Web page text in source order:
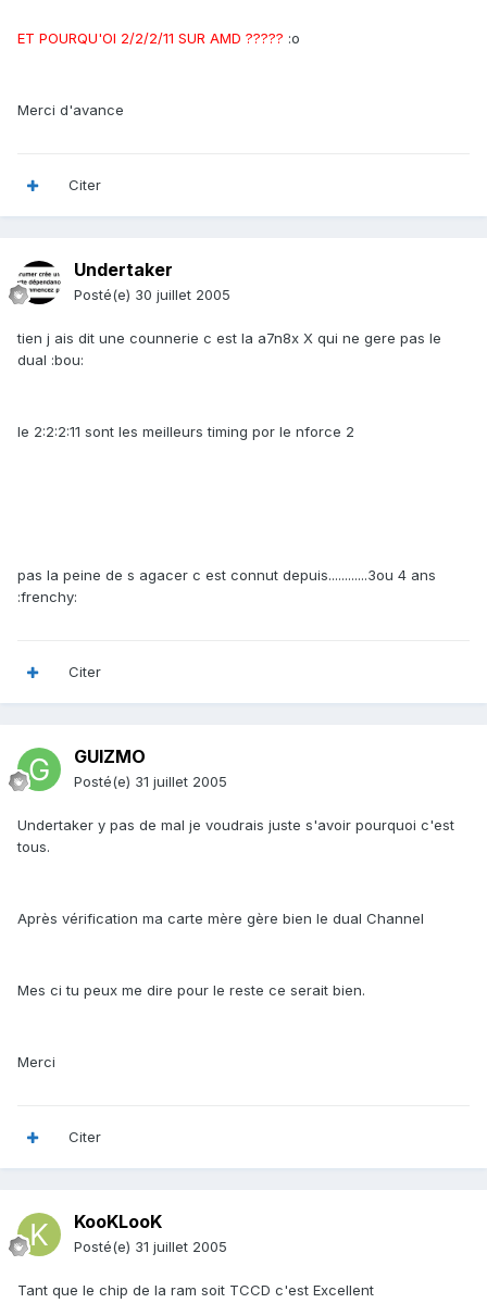
ET POURQU'OI 2/2/2/11 SUR AMD ????? :o
Merci d'avance
Citer
Undertaker
Posté(e) 30 juillet 2005
tien j ais dit une counnerie c est la a7n8x X qui ne gere pas le
dual :bou:
le 2:2:2:11 sont les meilleurs timing por le nforce 2
pas la peine de s agacer c est connut depuis............3ou 4 ans
:frenchy:
Citer
GUIZMO
Posté(e) 31 juillet 2005
Undertaker y pas de mal je voudrais juste s'avoir pourquoi c'est
tous.
Après vérification ma carte mère gère bien le dual Channel
Mes ci tu peux me dire pour le reste ce serait bien.
Merci
Citer
KooKLooK
Posté(e) 31 juillet 2005
Tant que le chip de la ram soit TCCD c'est Excellent